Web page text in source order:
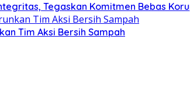
Tegaskan Komitmen Bebas
Tim Aksi Bersih Sampah